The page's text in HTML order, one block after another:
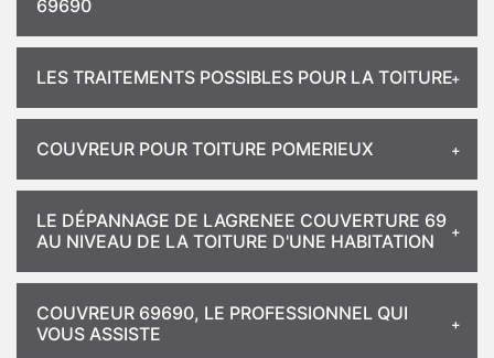
69690
LES TRAITEMENTS POSSIBLES POUR LA TOITURE
COUVREUR POUR TOITURE POMERIEUX
LE DÉPANNAGE DE LAGRENEE COUVERTURE 69
AU NIVEAU DE LA TOITURE D'UNE HABITATION
COUVREUR 69690, LE PROFESSIONNEL QUI
VOUS ASSISTE